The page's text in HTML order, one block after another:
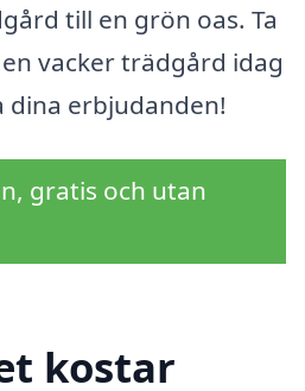
till en grön oas. Ta
vacker trädgård idag
erbjudanden!
gratis och utan
kostar